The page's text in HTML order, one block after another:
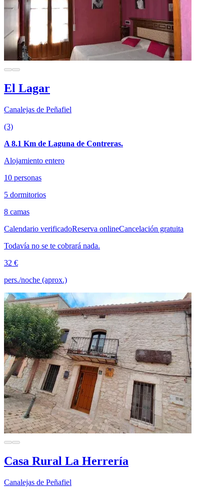
El Lagar
Canalejas de Peñafiel
(3)
A 8.1 Km de Laguna de Contreras.
Alojamiento entero
10 personas
5 dormitorios
8 camas
Calendario verificadoReserva onlineCancelación gratuita
Todavía no se te cobrará nada.
32 €
pers./noche (aprox.)
Casa Rural La Herrería
Canalejas de Peñafiel